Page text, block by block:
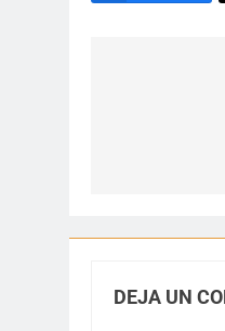
DEJA UN